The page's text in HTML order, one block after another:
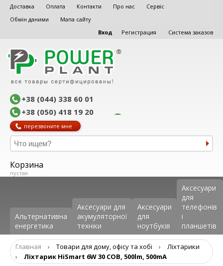
Доставка Оплата Контакти Про нас
Сервіс
Обмін даними
Мапа сайту
Вход
Регистрация Система заказов
+38 (044) 338 60 01
+38 (050) 418 19 20
перезвоните мне
Корзина
пустая
Альтернативна
енергетика
Аксесуари для
акумуляторної
техніки
Аксесуари
для
ноутбуків
Аксеcуари
для
телефонів
і
планшетів
Главная › Товари для дому, офісу та хобі ›
Ліхтарики
›
Ліхтарик HiSmart 6W 30 COB, 500lm, 500mA